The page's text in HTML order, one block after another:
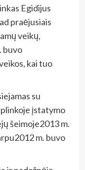
Egidijus
praėjusiais
veikų,
buvo
kai tuo
su
įstatymo
šeimoje2013 m.
m. buvo